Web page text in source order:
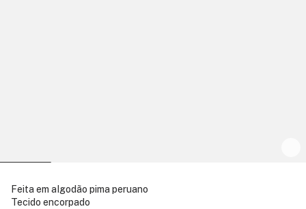
Feita em algodão pima peruano
Tecido encorpado